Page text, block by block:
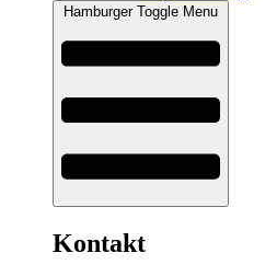
Hamburger Toggle Menu
Kontakt